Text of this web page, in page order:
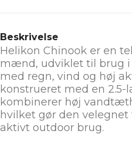
Beskrivelse
Helikon Chinook er en
mænd, udviklet til brug
med regn, vind og høj
konstrueret med en 2.5-
kombinerer høj
hvilket gør den
aktivt outdoor brug.